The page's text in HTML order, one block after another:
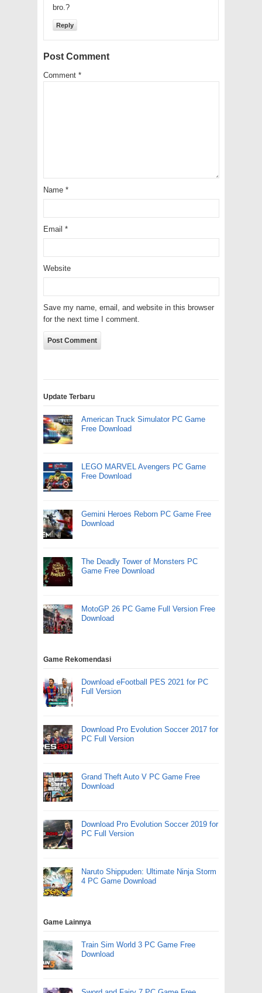
bro.?
Reply
Post Comment
Comment *
Name *
Email *
Website
Save my name, email, and website in this browser
for the next time I comment.
Update Terbaru
American Truck Simulator PC Game
Free Download
LEGO MARVEL Avengers PC Game
Free Download
Gemini Heroes Reborn PC Game Free
Download
The Deadly Tower of Monsters PC
Game Free Download
MotoGP 26 PC Game Full Version Free
Download
Game Rekomendasi
Download eFootball PES 2021 for PC
Full Version
Download Pro Evolution Soccer 2017 for
PC Full Version
Grand Theft Auto V PC Game Free
Download
Download Pro Evolution Soccer 2019 for
PC Full Version
Naruto Shippuden: Ultimate Ninja Storm
4 PC Game Download
Game Lainnya
Train Sim World 3 PC Game Free
Download